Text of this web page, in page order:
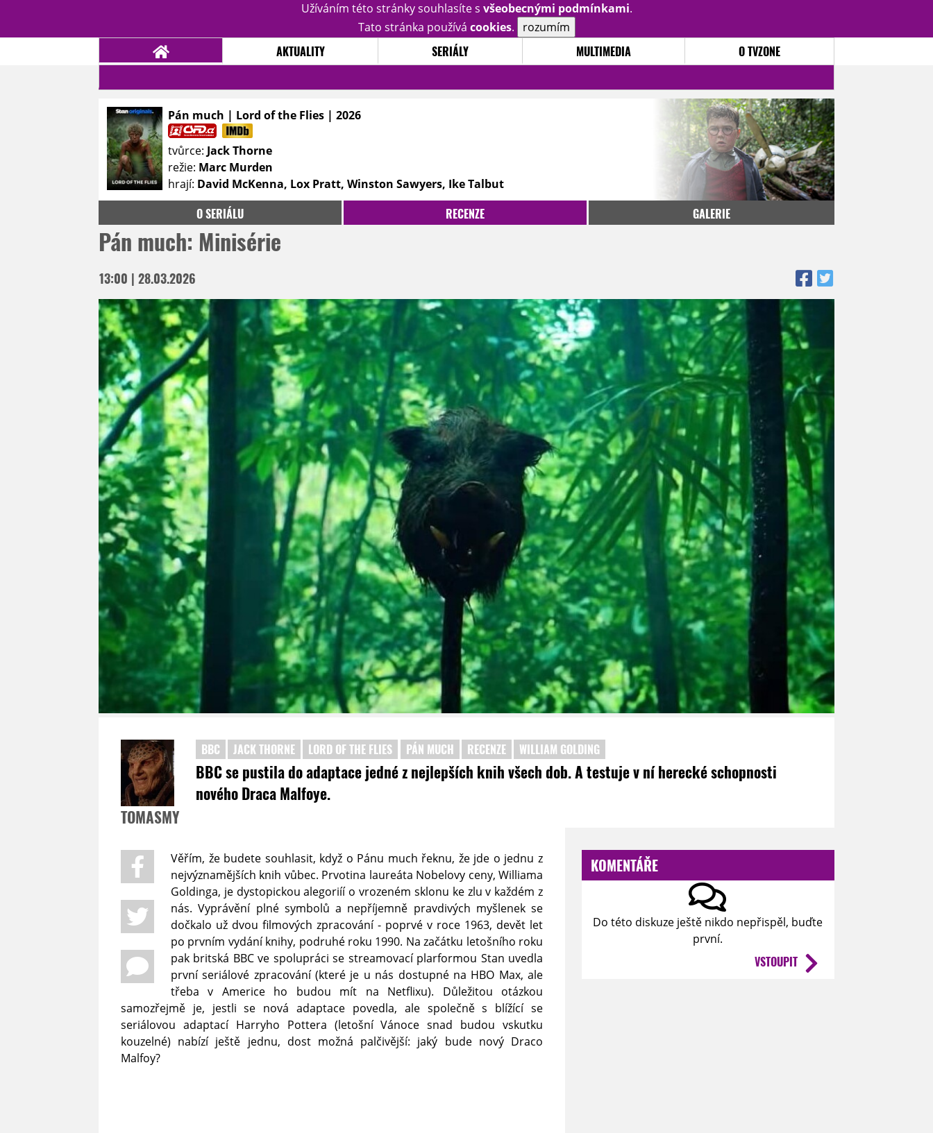
Užíváním této stránky souhlasíte s všeobecnými podmínkami.
Tato stránka používá cookies. rozumím
AKTUALITY SERIÁLY MULTIMEDIA O TVZONE
STATISTIKY
Pán much | Lord of the Flies | 2026
tvůrce: Jack Thorne
režie: Marc Murden
hrají: David McKenna, Lox Pratt, Winston Sawyers, Ike Talbut
O SERIÁLU RECENZE GALERIE
Pán much: Minisérie
13:00 | 28.03.2026
TOMASMY
BBC JACK THORNE LORD OF THE FLIES PÁN MUCH RECENZE WILLIAM GOLDING
BBC se pustila do adaptace jedné z nejlepších knih všech dob. A testuje v ní herecké schopnosti
nového Draca Malfoye.
Věřím, že budete souhlasit, když o Pánu much řeknu, že jde o jednu z
nejvýznamějších knih vůbec. Prvotina laureáta Nobelovy ceny, Williama
Goldinga, je dystopickou alegoriíí o vrozeném sklonu ke zlu v každém z
nás. Vyprávění plné symbolů a nepříjemně pravdivých myšlenek se
dočkalo už dvou filmových zpracování - poprvé v roce 1963, devět let
po prvním vydání knihy, podruhé roku 1990. Na začátku letošního roku
pak britská BBC ve spolupráci se streamovací plarformou Stan uvedla
první seriálové zpracování (které je u nás dostupné na HBO Max, ale
třeba v Americe ho budou mít na Netflixu). Důležitou otázkou
samozřejmě je, jestli se nová adaptace povedla, ale společně s blížící se
seriálovou adaptací Harryho Pottera (letošní Vánoce snad budou vskutku
kouzelné) nabízí ještě jednu, dost možná palčivější: jaký bude nový Draco
Malfoy?
KOMENTÁŘE
Do této diskuze ještě nikdo nepřispěl, buďte
první.
VSTOUPIT